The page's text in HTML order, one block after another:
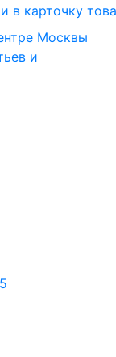
в карточку
и